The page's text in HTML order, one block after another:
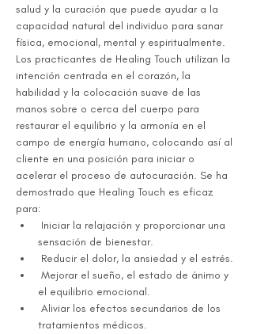
salud y la curación que puede ayudar a la
capacidad natural del individuo para sanar
física, emocional, mental y espiritualmente.
Los practicantes de Healing Touch utilizan la
intención centrada en el corazón, la
habilidad y la colocación suave de las
manos sobre o cerca del cuerpo para
restaurar el equilibrio y la armonía en el
campo de energía humano, colocando así al
cliente en una posición para iniciar o
acelerar el proceso de autocuración. Se ha
demostrado que Healing Touch es eficaz
para:
sensación de bienestar.
Reducir el dolor, la ansiedad y el estrés.
el equilibrio emocional.
tratamientos médicos.